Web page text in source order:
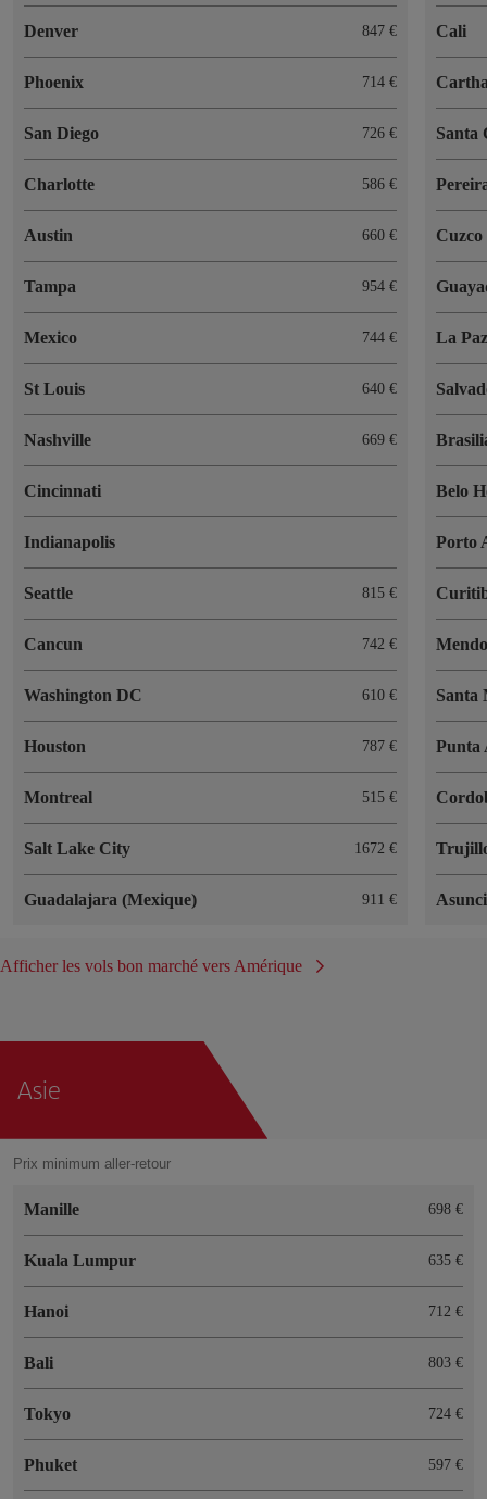
Denver 847 €
Phoenix 714 €
San Diego 726 €
Charlotte 586 €
Austin 660 €
Tampa 954 €
Mexico 744 €
St Louis 640 €
Nashville 669 €
Cincinnati
Indianapolis
Seattle 815 €
Cancun 742 €
Washington DC 610 €
Houston 787 €
Montreal 515 €
Salt Lake City 1672 €
Guadalajara (Mexique) 911 €
Cali
Santa
Cuzco
La
Belo
Porto
Santa
Punta
Afficher les vols bon marché vers Amérique
Asie
Prix minimum aller-retour
Manille 698 €
Kuala Lumpur 635 €
Hanoi 712 €
Bali 803 €
Tokyo 724 €
Phuket 597 €